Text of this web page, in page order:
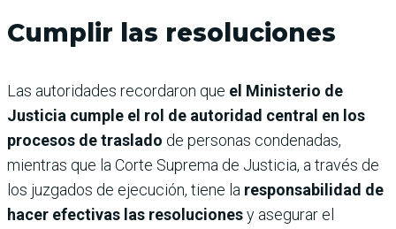
Cumplir las resoluciones
Las autoridades recordaron que el Ministerio de
Justicia cumple el rol de autoridad central en los
procesos de traslado de personas condenadas,
mientras que la Corte Suprema de Justicia, a través de
los juzgados de ejecución, tiene la responsabilidad de
hacer efectivas las resolucionesy asegurar el